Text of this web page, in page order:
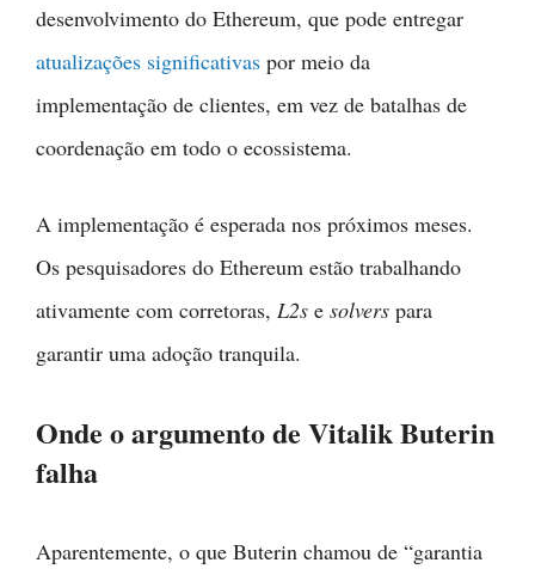
desenvolvimento do Ethereum, que pode entregar
atualizações significativas por meio da
implementação de clientes, em vez de batalhas de
coordenação em todo o ecossistema.
A implementação é esperada nos próximos meses.
Os pesquisadores do Ethereum estão trabalhando
ativamente com corretoras, L2s e solvers para
garantir uma adoção tranquila.
Onde o argumento de Vitalik Buterin
falha
Aparentemente, o que Buterin chamou de “garantia